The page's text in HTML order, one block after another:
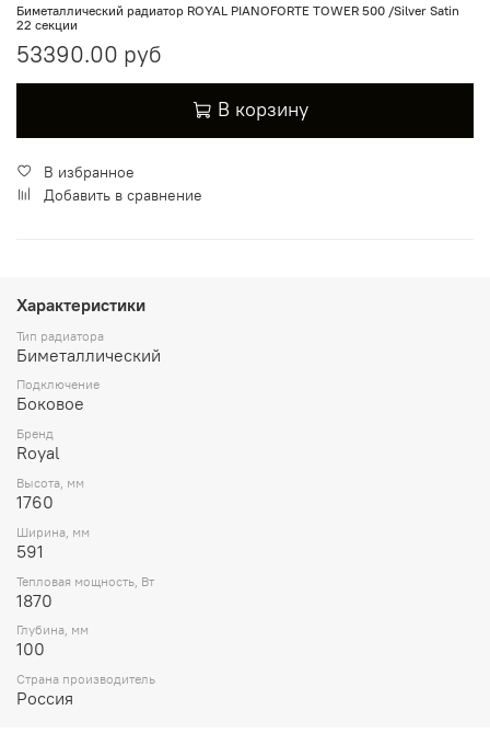
Биметаллический радиатор ROYAL PIANOFORTE TOWER 500 /Silver Satin
22 секции
53390.00 руб
В корзину
В избранное
Добавить в сравнение
Характеристики
Тип радиатора
Биметаллический
Подключение
Боковое
Бренд
Royal
Высота, мм
1760
Ширина, мм
591
Тепловая мощность, Вт
1870
Глубина, мм
100
Страна производитель
Россия